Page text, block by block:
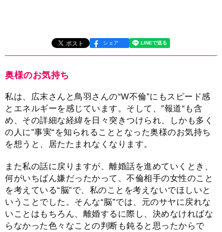
シェア
奥様のお気持ち
私は、広末さんと鳥羽さんの“W不倫”にもスピード感
とエネルギーを感じています。そして、”報道“も含
め、その詳細な経緯を日々突きつけられ、しかも多く
の人に”事実“を知られることとなった奥様のお気持ち
を想うと、居たたまれなくなります。
また私の話に戻りますが、離婚話を進めていくとき、
何がいちばん嫌だったかって、不倫相手の女性のこと
を考えている“脳”で、私のことを考えないでほしいと
いうことでした。そんな“脳”では、元のサヤに戻れな
いことはもちろん、離婚するに際し、決めなければな
らなかった色々なことの判断も鈍ると思ったからで